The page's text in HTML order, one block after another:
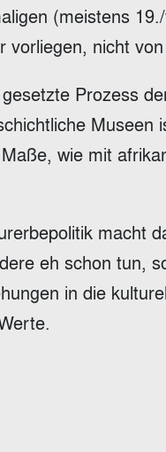
(meistens
vorliegen, nicht
Prozess
wie mit
macht
eh schon tun,
in die